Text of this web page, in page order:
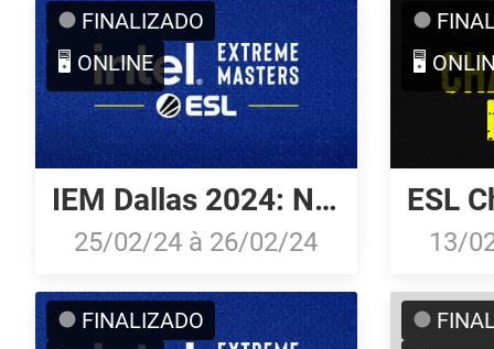
FINALIZADO
🖥️ ONLINE
IEM Dallas 2024: North American Qualifier
25/02/24 à 26/02/24
🖥️
13/
FINALIZADO